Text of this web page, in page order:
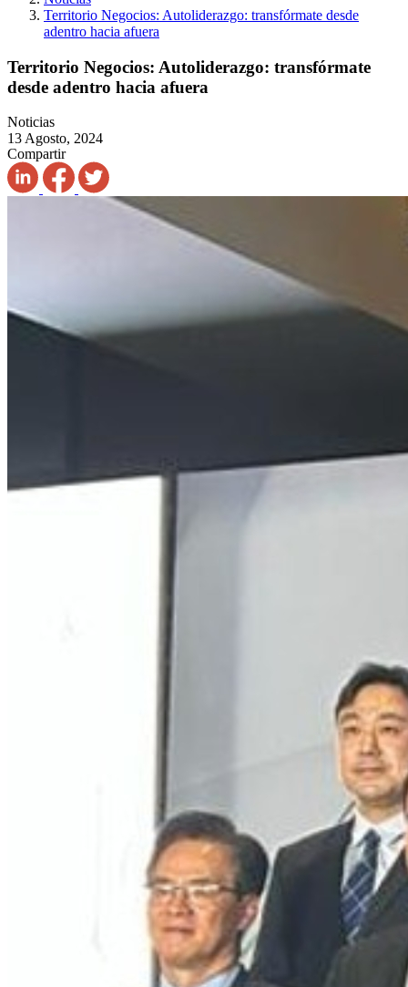
Territorio Negocios: Autoliderazgo: transfórmate desde
adentro hacia afuera
Territorio Negocios: Autoliderazgo: transfórmate
desde adentro hacia afuera
Noticias
13 Agosto, 2024
Compartir